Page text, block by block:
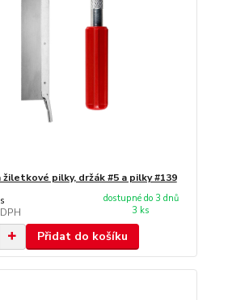
žiletkové pilky, držák #5 a pilky #139
dostupné do 3 dnů
3 ks
Přidat do košíku